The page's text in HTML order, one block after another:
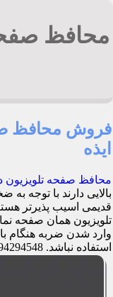
محافظ
فروش محافظ
ایذه
محافظ صفحه تلویزیون
بالایی دارند با توجه
قدیمی اسیب پذیرتر
تلویزیون همان صفحه
وارد شدن ضربه هنگام
استفاده نباشد. 09194294548 آقای جوادی